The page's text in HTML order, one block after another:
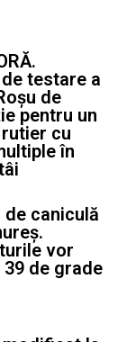
testare a
de
pentru un
cu
în
de caniculă
vor
39 de grade